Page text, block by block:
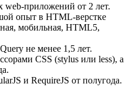
приложений от 2 лет.
опыт в HTML-верстке
мобильная, HTML5,
не менее 1,5 лет.
CSS (stylus или less), а
и RequireJS от полугода.